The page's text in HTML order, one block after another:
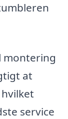
montering
at
service